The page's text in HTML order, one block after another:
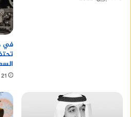
_ مسرحية: ون أو ون: عام ٢٠١٩
_ مسلسل إذاعي:مين معايا: عام
_ مسلسل إذاعي: عام شيف على
في
21 أبريل، 2022